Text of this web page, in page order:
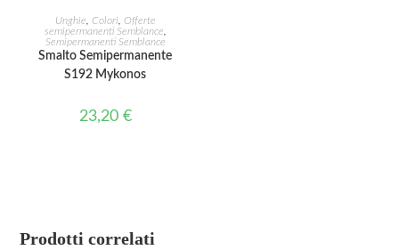
AGGIUNGI AL CARRELLO
Unghie Colori Offerte
semipermanenti Semblance
Semipermanenti Semblance
Smalto Semipermanente
S192 Mykonos
23,20 €
Prodotti correlati